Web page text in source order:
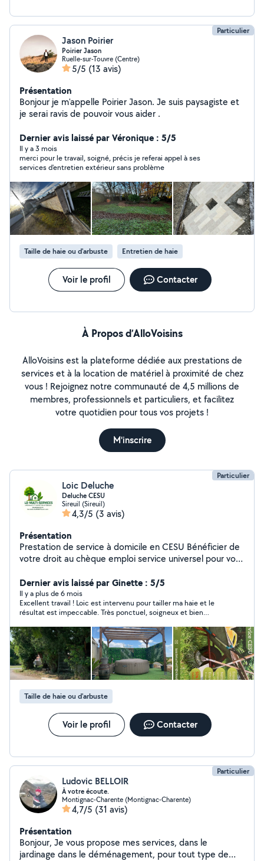
Particulier
Jason Poirier
Poirier Jason
Ruelle-sur-Touvre (Centre)
5/5 (13 avis)
Présentation
Bonjour je m'appelle Poirier Jason. Je suis paysagiste et
je serai ravis de pouvoir vous aider .
Dernier avis laissé par Véronique : 5/5
Il y a 3 mois
merci pour le travail, soigné, précis je referai appel à ses
services d'entretien extérieur sans problème
Taille de haie ou d'arbuste Entretien de haie
Voir le profil Contacter
À Propos d’AlloVoisins
AlloVoisins est la plateforme dédiée aux prestations de
services et à la location de matériel à proximité de chez
vous ! Rejoignez notre communauté de 4,5 millions de
membres, professionnels et particuliers, et facilitez
votre quotidien pour tous vos projets !
M'inscrire
Particulier
Loic Deluche
Deluche CESU
Sireuil (Sireuil)
4,3/5 (3 avis)
Présentation
Prestation de service à domicile en CESU Bénéficier de
votre droit au chèque emploi service universel pour vos
extérieurs
Dernier avis laissé par Ginette : 5/5
Il y a plus de 6 mois
Excellent travail ! Loic est intervenu pour tailler ma haie et le
résultat est impeccable. Très ponctuel, soigneux et bien
été laissé parfaitement propre. Je recommande vivement ses
services et n’hésiterai pas à faire appel à lui de nouveau. Merci
encore !
Taille de haie ou d'arbuste
Voir le profil Contacter
Particulier
Ludovic BELLOIR
À votre écoute.
Montignac-Charente (Montignac-Charente)
4,7/5 (31 avis)
Présentation
Bonjour, Je vous propose mes services, dans le
jardinage dans le déménagement, pour tout type de